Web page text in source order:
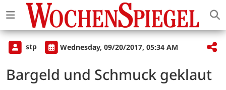
stp Wednesday, 09/20/2017, 05:34 AM
Bargeld und Schmuck geklaut